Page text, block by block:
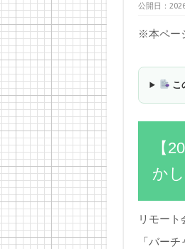
公開日：
※本ペー
こ
【
か
リモー
「バー